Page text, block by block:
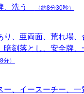
、洗う
（約8分30秒）
り、亜両面、荒れ場
暗刻落とし、安全牌
分）
ー、イースーチー、一